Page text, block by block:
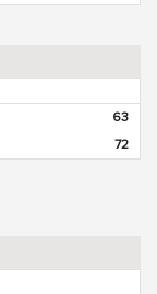
63
72